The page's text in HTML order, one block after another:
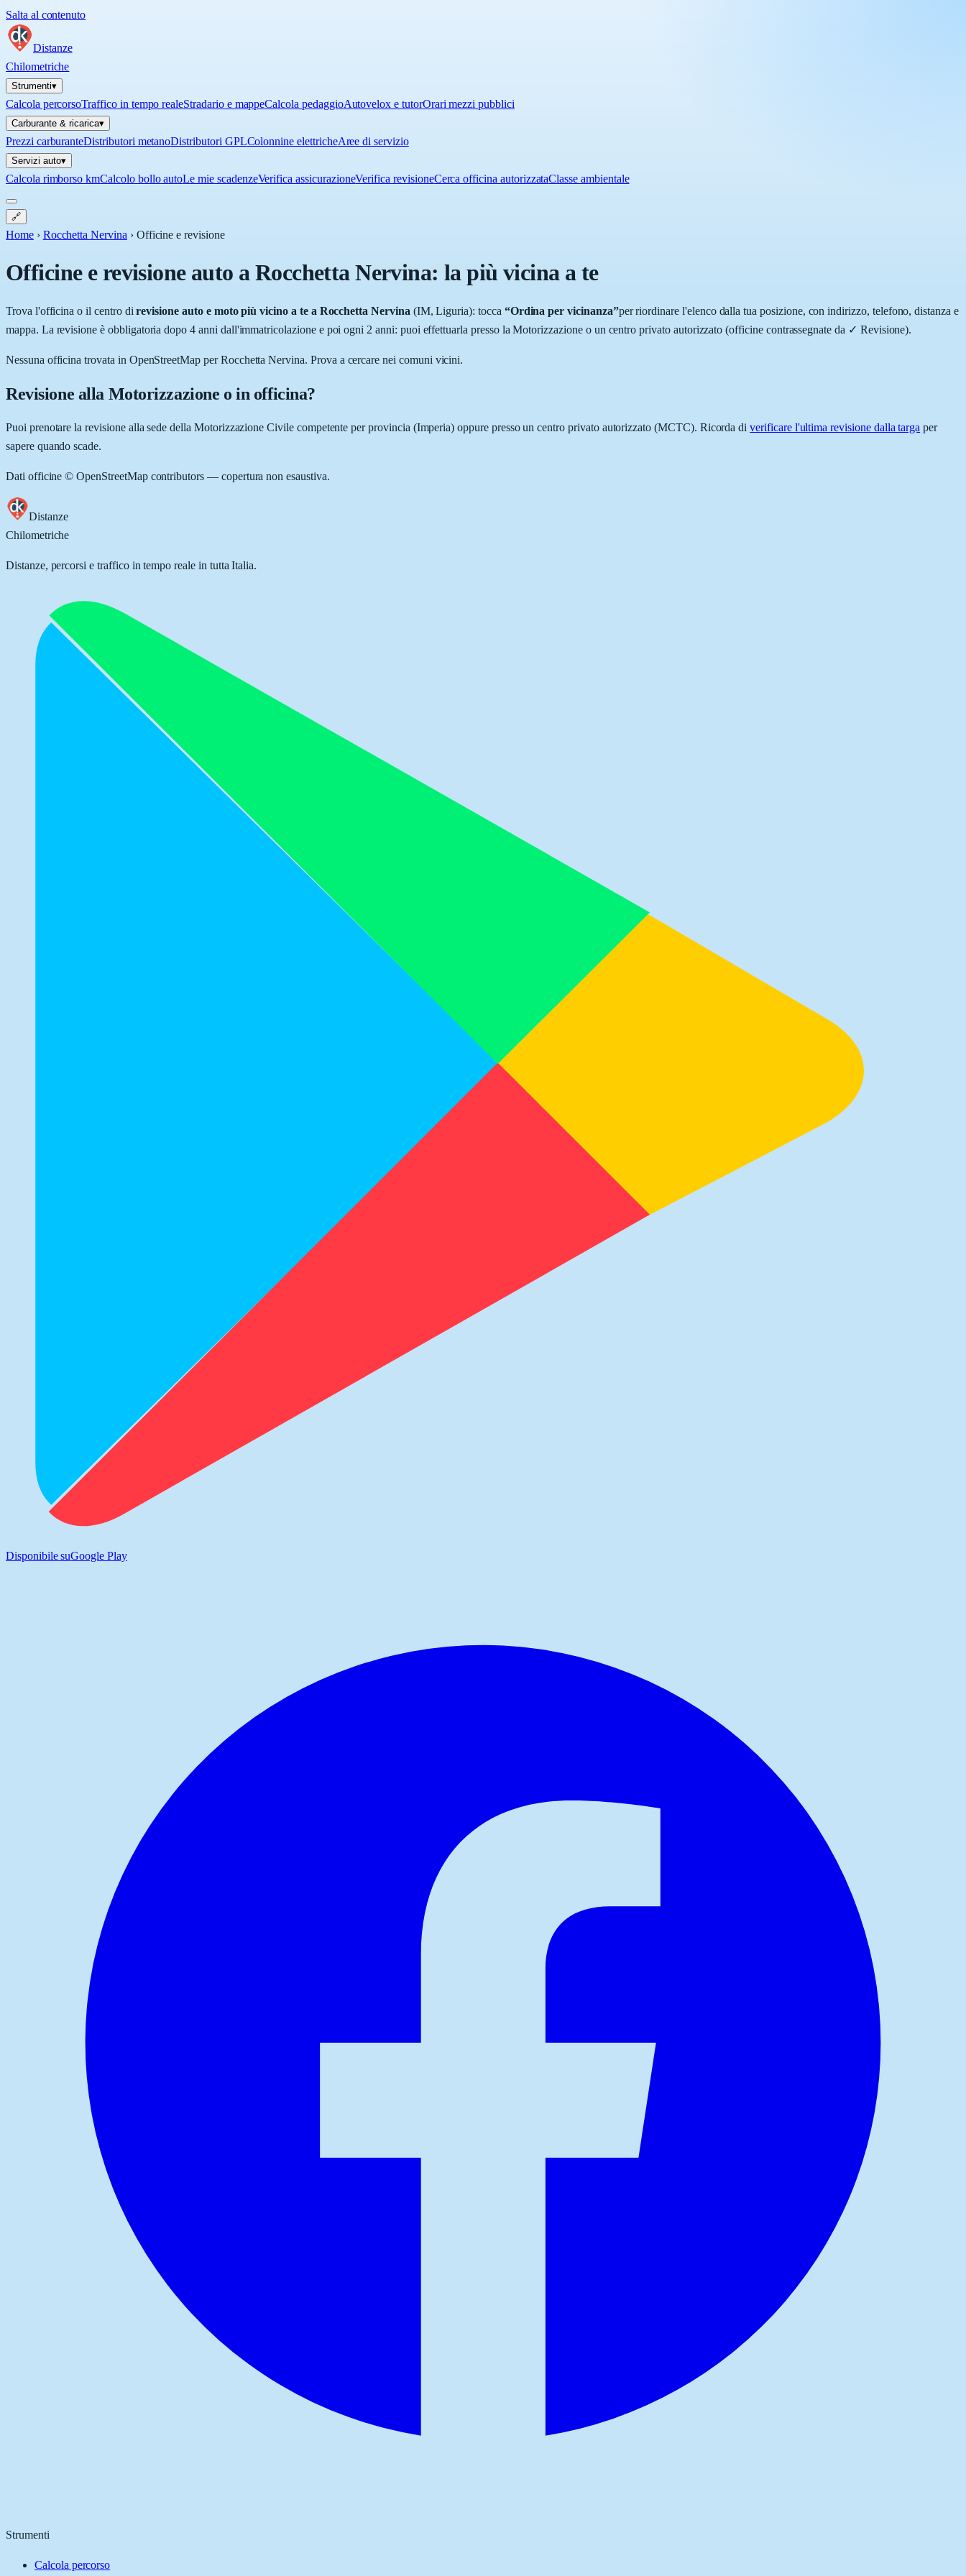
Salta al contenuto
Distanze
Chilometriche
Strumenti▾
Calcola percorsoTraffico in tempo realeStradario e mappeCalcola pedaggioAutovelox e tutorOrari mezzi pubblici
Carburante & ricarica▾
Prezzi carburanteDistributori metanoDistributori GPLColonnine elettricheAree di servizio
Servizi auto▾
Calcola rimborso kmCalcolo bollo autoLe mie scadenzeVerifica assicurazioneVerifica revisioneCerca officina autorizzataClasse ambientale
🔗
Home› Rocchetta Nervina › Officine e revisione
Officine e revisione auto aRocchetta Nervina: la più vicina a te
Trova l'officina o il centro di revisione auto e moto più vicino a te a Rocchetta Nervina (IM,Liguria): tocca “Ordina per vicinanza”per riordinare l'elenco dalla tua posizione, con indirizzo, telefono, distanza e
mappa. La revisione è obbligatoria dopo 4 anni dall'immatricolazione e poi ogni 2 anni: puoi effettuarla presso la Motorizzazione o un centro privato autorizzato (officine contrassegnate da ✓ Revisione).
Nessuna officina trovata in OpenStreetMap perRocchetta Nervina. Prova a cercare nei comuni vicini.
Revisione alla Motorizzazione o in officina?
Puoi prenotare la revisione alla sede della Motorizzazione Civile competente per provincia (Imperia) oppure presso un centro privato autorizzato (MCTC). Ricorda di verificare l'ultima revisione dalla targa per
sapere quando scade.
Dati officine © OpenStreetMap contributors — copertura non esaustiva.
Distanze
Chilometriche
Distanze, percorsi e traffico in tempo reale in tutta Italia.
Disponibile suGoogle Play
Strumenti
Calcola percorso